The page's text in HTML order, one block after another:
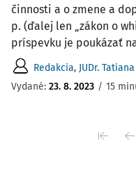
činnosti a o zmene a
p. (ďalej len „zákon o
príspevku je poukázať
Redakcia, JUDr.
Vydané: 23. 8. 2023 / 15